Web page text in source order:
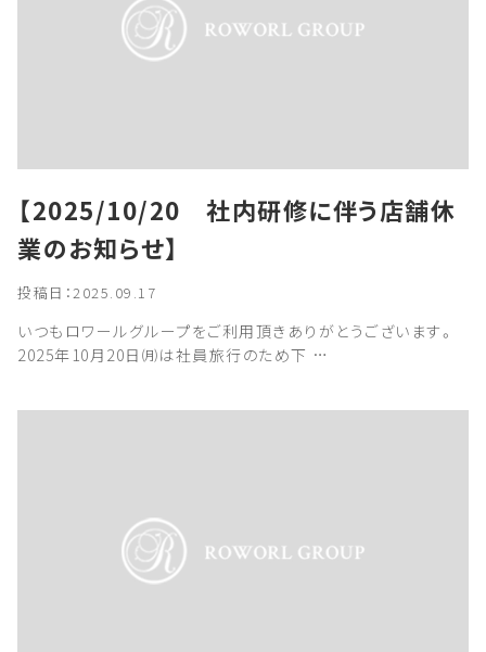
【2025/10/20 社内研修に伴う店舗休
業のお知らせ】
投稿日：2025.09.17
いつもロワールグループをご利用頂きありがとうございます。
2025年10月20日㈪は社員旅行のため下 …